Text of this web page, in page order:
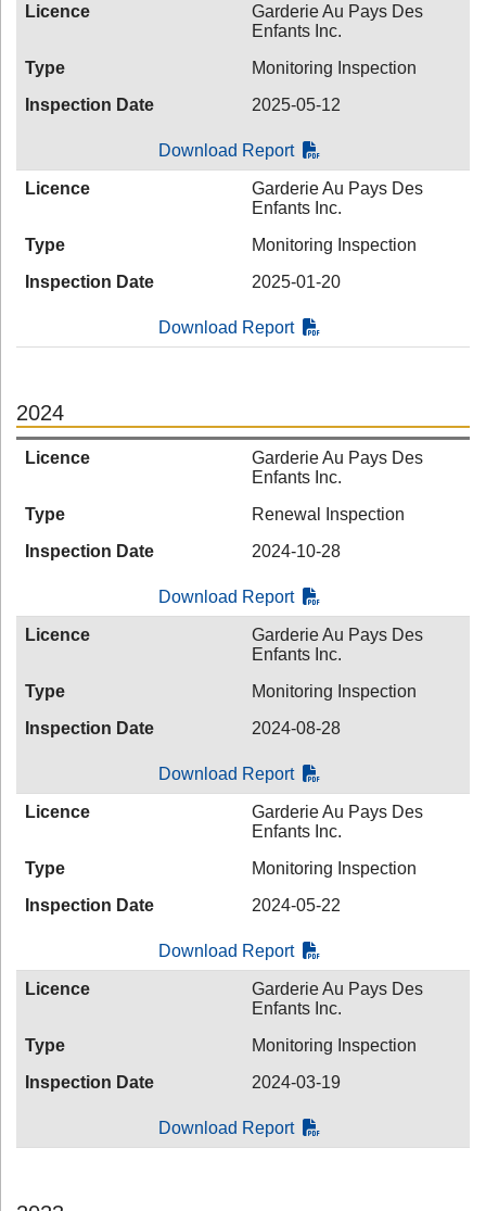
Licence
Garderie Au Pays Des
Enfants Inc.
Type
Monitoring Inspection
Inspection Date
2025-05-12
Download Report
Licence
Garderie Au Pays Des
Enfants Inc.
Type
Monitoring Inspection
Inspection Date
2025-01-20
Download Report
2024
Licence
Garderie Au Pays Des
Enfants Inc.
Type
Renewal Inspection
Inspection Date
2024-10-28
Download Report
Licence
Garderie Au Pays Des
Enfants Inc.
Type
Monitoring Inspection
Inspection Date
2024-08-28
Download Report
Licence
Garderie Au Pays Des
Enfants Inc.
Type
Monitoring Inspection
Inspection Date
2024-05-22
Download Report
Licence
Garderie Au Pays Des
Enfants Inc.
Type
Monitoring Inspection
Inspection Date
2024-03-19
Download Report